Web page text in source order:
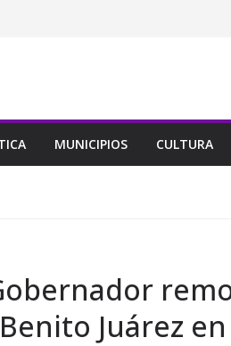
MUNICIPIOS CULTURA
Juárez en